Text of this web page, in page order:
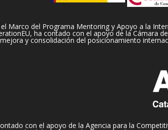
el Marco del Programa Mentoring y Apoyo a la
ha contado con el apoyo de la Cámara
y consolidación del posicionamiento
con el apoyo de la Agencia para la